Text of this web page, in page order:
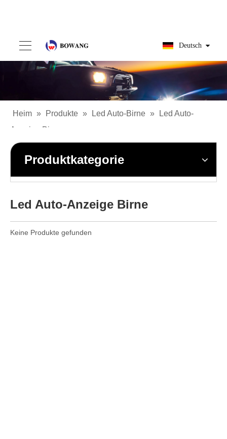
Deutsch
Heim » Produkte » Led Auto-Birne »
Led Auto-
Anzeige Birne
Produktkategorie
Led Auto-Anzeige Birne
Keine Produkte gefunden